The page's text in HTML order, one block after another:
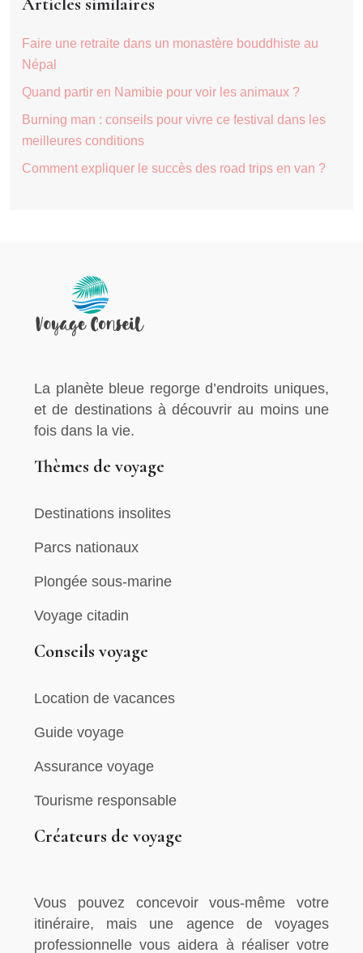
Faire une retraite dans un monastère bouddhiste au
Népal
Quand partir en Namibie pour voir les animaux ?
Burning man : conseils pour vivre ce festival dans les
meilleures conditions
Comment expliquer le succès des road trips en van ?
La planète bleue regorge d’endroits uniques,
et de destinations à découvrir au moins une
fois dans la vie.
Thèmes de voyage
Destinations insolites
Parcs nationaux
Plongée sous-marine
Voyage citadin
Conseils voyage
Location de vacances
Guide voyage
Assurance voyage
Tourisme responsable
Créateurs de voyage
Vous pouvez concevoir vous-même votre
itinéraire, mais une agence de voyages
professionnelle vous aidera à réaliser votre